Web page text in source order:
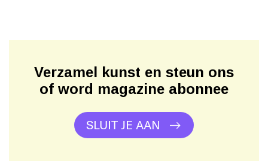
Verzamel kunst en steun ons
of word magazine abonnee
SLUIT JE AAN